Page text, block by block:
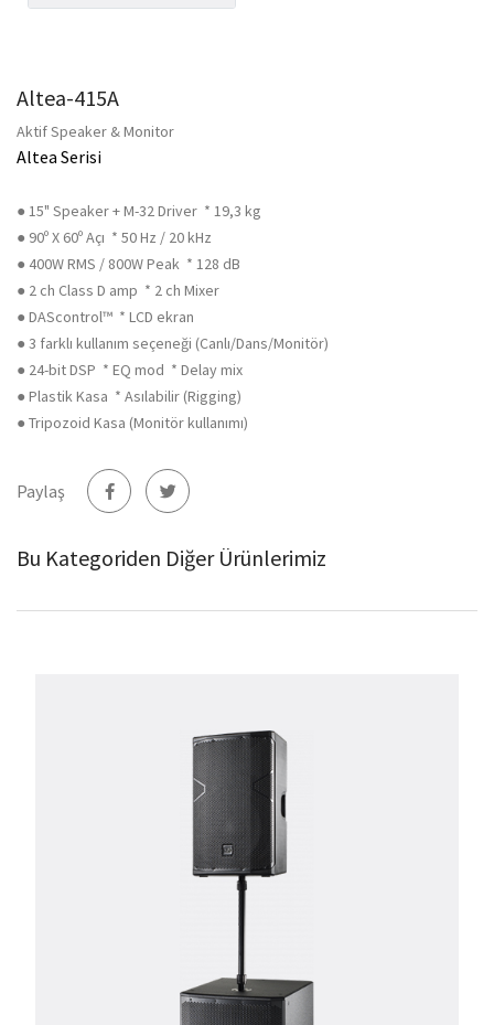
Altea-415A
Aktif Speaker & Monitor
Altea Serisi
● 15" Speaker + M-32 Driver * 19,3 kg
● 90º X 60º Açı * 50 Hz / 20 kHz
● 400W RMS / 800W Peak * 128 dB
● 2 ch Class D amp * 2 ch Mixer
● DAScontrol™ * LCD ekran
● 3 farklı kullanım seçeneği (Canlı/Dans/Monitör)
● 24-bit DSP * EQ mod * Delay mix
● Plastik Kasa * Asılabilir (Rigging)
● Tripozoid Kasa (Monitör kullanımı)
Paylaş
Bu Kategoriden Diğer Ürünlerimiz